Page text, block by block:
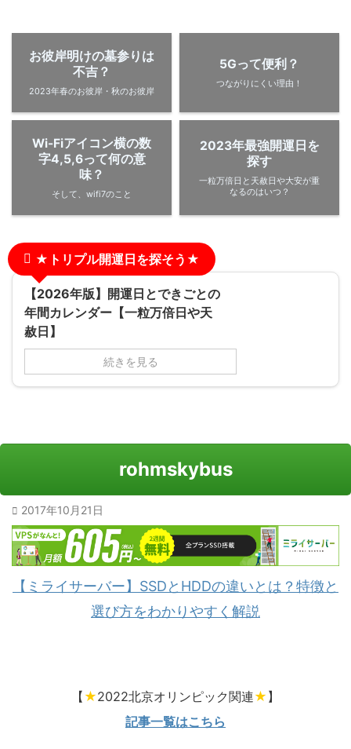
お彼岸明けの墓参りは
不吉？
2023年春のお彼岸・秋のお彼岸
5Gって便利？
つながりにくい理由！
Wi-Fiアイコン横の数
字4,5,6って何の意
味？
そして、wifi7のこと
2023年最強開運日を
探す
一粒万倍日と天赦日や大安が重
なるのはいつ？
★トリプル開運日を探そう★
【2026年版】開運日とできごとの
年間カレンダー【一粒万倍日や天
赦日】
続きを見る
rohmskybus
2017年10月21日
【ミライサーバー】SSDとHDDの違いとは？特徴と
選び方をわかりやすく解説
【 ★2022北京オリンピック関連★ 】
記事一覧はこちら